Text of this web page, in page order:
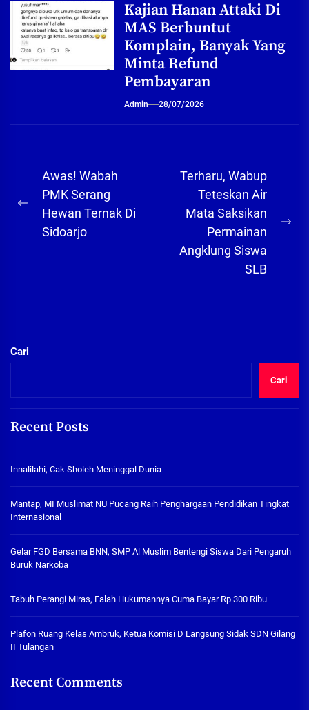
Kajian Hanan Attaki Di
MAS Berbuntut
Komplain, Banyak Yang
Minta Refund
Pembayaran
Admin 28/07/2026
Navigasi
pos
Previous
post:
Awas! Wabah
PMK Serang
Hewan Ternak Di
Sidoarjo
Terharu, Wabup
Teteskan Air
Mata Saksikan
Permainan
Angklung Siswa
SLB
Cari
Cari
Recent Posts
Innalilahi, Cak Sholeh Meninggal Dunia
Mantap, MI Muslimat NU Pucang Raih Penghargaan Pendidikan Tingkat
Internasional
Gelar FGD Bersama BNN, SMP Al Muslim Bentengi Siswa Dari Pengaruh
Buruk Narkoba
Tabuh Perangi Miras, Ealah Hukumannya Cuma Bayar Rp 300 Ribu
Plafon Ruang Kelas Ambruk, Ketua Komisi D Langsung Sidak SDN Gilang
II Tulangan
Recent Comments